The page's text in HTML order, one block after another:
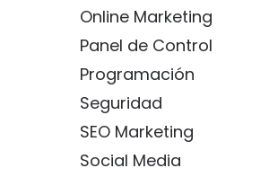
Online Marketing
Panel de Control
Programación
Seguridad
SEO Marketing
Social Media